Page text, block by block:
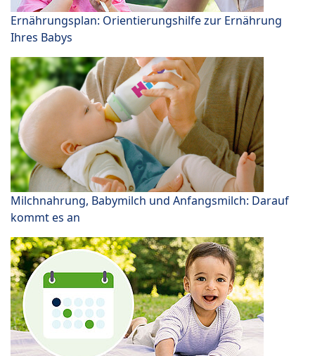
Ernährungsplan: Orientierungshilfe zur Ernährung
Ihres Babys
Milchnahrung, Babymilch und Anfangsmilch: Darauf
kommt es an